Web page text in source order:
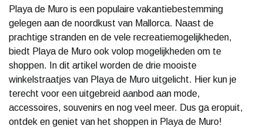
Playa de Muro is een populaire vakantiebestemming
gelegen aan de noordkust van Mallorca. Naast de
prachtige stranden en de vele recreatiemogelijkheden,
biedt Playa de Muro ook volop mogelijkheden om te
shoppen. In dit artikel worden de drie mooiste
winkelstraatjes van Playa de Muro uitgelicht. Hier kun je
terecht voor een uitgebreid aanbod aan mode,
accessoires, souvenirs en nog veel meer. Dus ga eropuit,
ontdek en geniet van het shoppen in Playa de Muro!